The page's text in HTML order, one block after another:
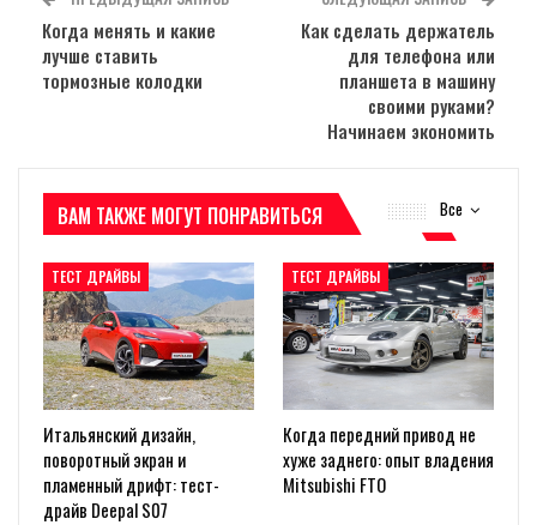
Когда менять и какие
лучше ставить
тормозные колодки
Как сделать держатель
для телефона или
планшета в машину
своими руками?
Начинаем экономить
Все
ВАМ ТАКЖЕ МОГУТ ПОНРАВИТЬСЯ
ТЕСТ ДРАЙВЫ
Итальянский дизайн,
поворотный экран и
пламенный дрифт: тест-
драйв Deepal S07
ТЕСТ ДРАЙВЫ
Когда передний привод не
хуже заднего: опыт владения
Mitsubishi FTO